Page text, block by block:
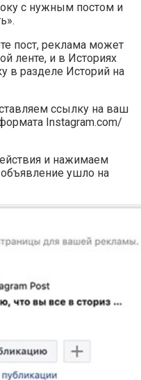
с нужным постом и
пост, реклама может
ленте, и в Историях
в разделе Историй на
ссылку на ваш
Instagram.com/
и нажимаем
ушло на